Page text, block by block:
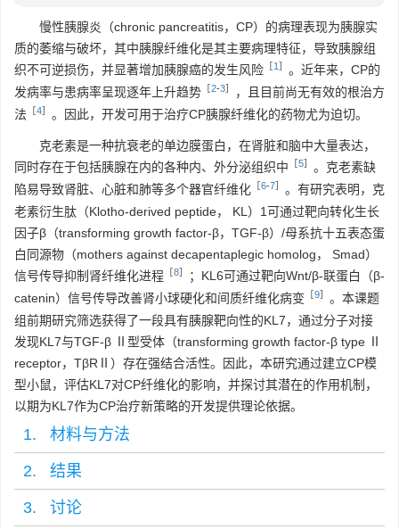
慢性胰腺炎（chronic pancreatitis，CP）的病理表现为胰腺实
质的萎缩与破坏，其中胰腺纤维化是其主要病理特征，导致胰腺组
织不可逆损伤，并显著增加胰腺癌的发生风险 ［1］ 。近年来，CP的
发病率与患病率呈现逐年上升趋势 ［2-3］
，且目前尚无有效的根治方
法 ［4］ 。因此，开发可用于治疗CP胰腺纤维化的药物尤为迫切。
克老素是一种抗衰老的单边膜蛋白，在肾脏和脑中大量表达，
同时存在于包括胰腺在内的各种内、外分泌组织中 ［5］ 。克老素缺
陷易导致肾脏、心脏和肺等多个器官纤维化 ［6-7］ 。有研究表明，克
老素衍生肽（Klotho-derived peptide， KL）1可通过靶向转化生长
因子β（transforming growth factor-β，TGF-β）/母系抗十五表态蛋
白同源物（mothers against decapentaplegic homolog， Smad）
信号传导抑制肾纤维化进程 ［8］
；KL6可通过靶向Wnt/β-联蛋白（β-
catenin）信号传导改善肾小球硬化和间质纤维化病变 ［9］ 。本课题
组前期研究筛选获得了一段具有胰腺靶向性的KL7，通过分子对接
发现KL7与TGF-β Ⅱ型受体（transforming growth factor-β type Ⅱ
receptor，TβRⅡ）存在强结合活性。因此，本研究通过建立CP模
型小鼠，评估KL7对CP纤维化的影响，并探讨其潜在的作用机制，
以期为KL7作为CP治疗新策略的开发提供理论依据。
1. 材料与方法
2. 结果
3. 讨论